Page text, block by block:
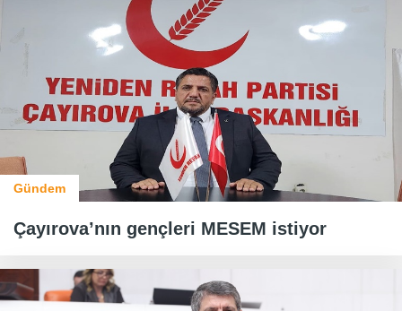
Gündem
Çayırova’nın gençleri MESEM istiyor